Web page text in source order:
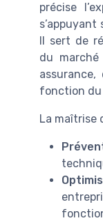
précise
Il sert de
du
fonction du
La maîtrise